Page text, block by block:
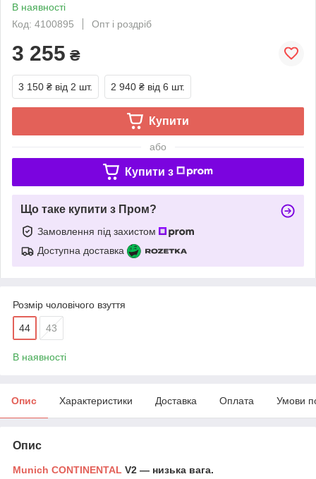
В наявності
Код: 4100895
Опт і роздріб
3 255 ₴
3 150 ₴ від 2 шт. 2 940 ₴ від 6 шт.
Купити
або
Купити з
Що таке купити з Пром?
Замовлення під захистом
Доступна доставка
Розмір чоловічого взуття
44 43
В наявності
Опис Характеристики Доставка Оплата Умови
Опис
Munich CONTINENTAL V2 — низька вага.